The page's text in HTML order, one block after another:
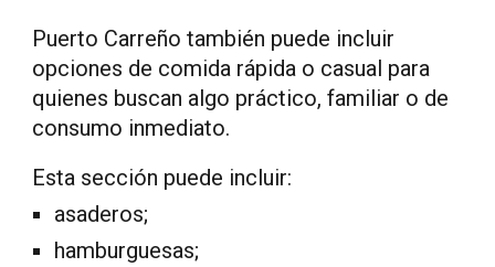
Puerto Carreño también puede incluir
opciones de comida rápida o casual para
quienes buscan algo práctico, familiar o de
consumo inmediato.
Esta sección puede incluir:
asaderos;
hamburguesas;